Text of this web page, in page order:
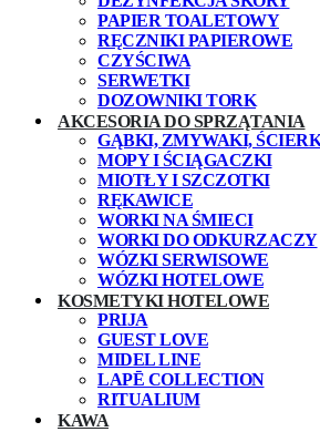
PAPIER TOALETOWY
RĘCZNIKI PAPIEROWE
CZYŚCIWA
SERWETKI
DOZOWNIKI TORK
AKCESORIA DO SPRZĄTANIA
GĄBKI, ZMYWAKI,
MOPY I ŚCIĄGACZKI
MIOTŁY I SZCZOTKI
RĘKAWICE
WORKI NA ŚMIECI
WORKI DO ODKURZACZY
WÓZKI SERWISOWE
WÓZKI HOTELOWE
KOSMETYKI HOTELOWE
PRIJA
GUEST LOVE
MIDEL LINE
LAPĒ COLLECTION
RITUALIUM
KAWA